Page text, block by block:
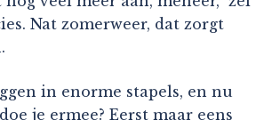
Nat zomerweer, dat zorgt
in enorme stapels, en nu
je ermee? Eerst maar eens